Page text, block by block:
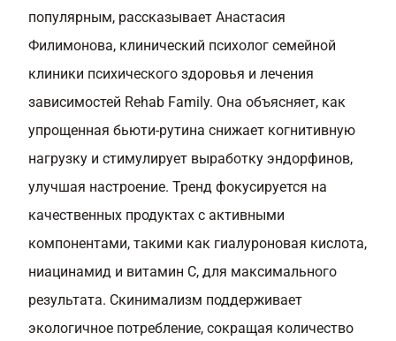
популярным, рассказывает Анастасия
Филимонова, клинический психолог семейной
клиники психического здоровья и лечения
зависимостей Rehab Family. Она объясняет, как
упрощенная бьюти-рутина снижает когнитивную
нагрузку и стимулирует выработку эндорфинов,
улучшая настроение. Тренд фокусируется на
качественных продуктах с активными
компонентами, такими как гиалуроновая кислота,
ниацинамид и витамин С, для максимального
результата. Скинимализм поддерживает
экологичное потребление, сокращая количество